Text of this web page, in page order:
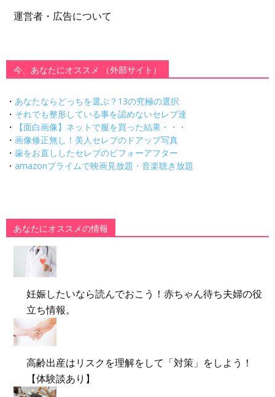
運営者・広告について
今、あなたにオススメ （外部サイト）
・ あなたならどっちを選ぶ？13の究極の選択
・ それでも整形している事を認めないセレブ達
・
【面白画像】ネットで服を買った結果・・・
・ 画像修正無し！美人セレブのドアップ写真
・ 歯をお直ししたセレブのビフォーアフター
・ amazonプライムで映画見放題・音楽聴き放題
あなたにオススメの情報
妊娠したいなら読んでおこう！赤ちゃん待ち夫婦の役
立ち情報。
高齢出産はリスクを理解をして「対策」をしよう！
【体験談あり】